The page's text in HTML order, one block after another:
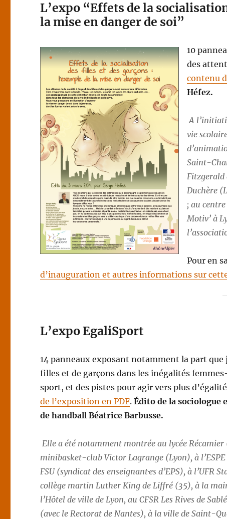
L’expo “Effets de la
la mise en danger de soi”
10
des
contenu
Héfez.
A
vie
Saint-
Fitzgerald
Duchère
; au
Motiv’ à
Pour en
d’inauguration et autres informations sur
L’expo EgaliSport
14 panneaux exposant notamment la part que
filles et de garçons dans les inégalités
sport, et des pistes pour agir vers plus
de l’exposition en PDF.Édito de la sociologue
de handball Béatrice Barbusse.
Elle a été notamment montrée au lycée Récamier
minibasket-club Victor Lagrange (Lyon), à
FSU (syndicat des enseignant·es d’EPS), à l’UFR
collège martin Luther King de Liffré (35), à la
l’Hôtel de ville de Lyon, au CFSR Les Rives de
(avec le Rectorat de Nantes), à la ville de Saint-